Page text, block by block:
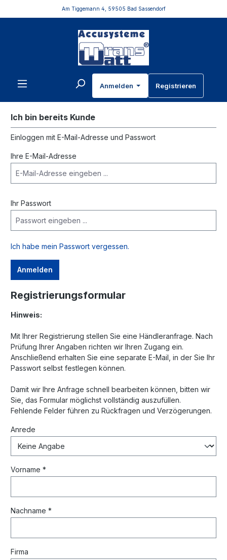
Am Tiggemann 4, 59505 Bad Sassendorf
Anmelden Registrieren
Ich bin bereits Kunde
Einloggen mit E-Mail-Adresse und Passwort
Ihre E-Mail-Adresse
Ihr Passwort
Ich habe mein Passwort vergessen.
Anmelden
Registrierungsformular
Hinweis:
Mit Ihrer Registrierung stellen Sie eine Händleranfrage. Nach
Prüfung Ihrer Angaben richten wir Ihren Zugang ein.
Anschließend erhalten Sie eine separate E-Mail, in der Sie Ihr
Passwort selbst festlegen können.
Damit wir Ihre Anfrage schnell bearbeiten können, bitten wir
Sie, das Formular möglichst vollständig auszufüllen.
Fehlende Felder führen zu Rückfragen und Verzögerungen.
Anrede
Vorname *
Nachname *
Firma